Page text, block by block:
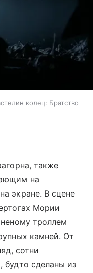
колец: Братство
также
на
экране. В сцене
Мории
троллем
камней. От
сотни
будто сделаны из